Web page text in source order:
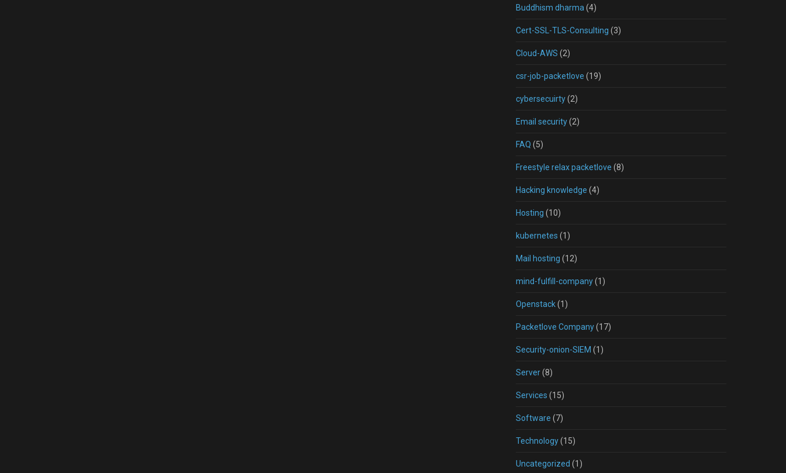
Buddhism dharma (4)
Cert-SSL-TLS-Consulting (3)
Cloud-AWS (2)
csr-job-packetlove (19)
cybersecuirty(2)
Email security(2)
FAQ (5)
Freestyle relax packetlove (8)
Hacking knowledge (4)
Hosting (10)
kubernetes (1)
Mail hosting (12)
mind-fulfill-company(1)
Openstack(1)
Packetlove Company(17)
Security-onion-SIEM (1)
Server(8)
Services (15)
Software (7)
Technology(15)
Uncategorized (1)